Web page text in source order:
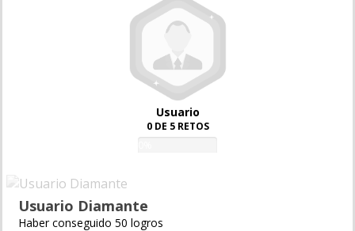
Usuario
0 DE 5 RETOS
Usuario Diamante
Haber conseguido 50 logros